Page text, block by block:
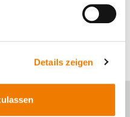
Details zeigen
In den Warenkorb